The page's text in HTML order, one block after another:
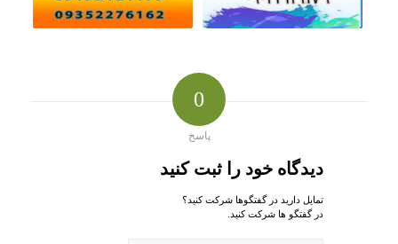
0
پاسخ
دیدگاه خود را ثبت کنید
تمایل دارید در گفتگوها شرکت کنید؟
در گفتگو ها شرکت کنید.